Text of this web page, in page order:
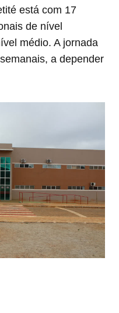
está com 17
de nível
médio. A jornada
a depender